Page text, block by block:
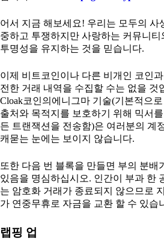
어서 지금 해보세요! 우리는 모두의 사
중하고 투쟁하지만 사랑하는 커뮤니티
투명성을 유지하는 것을 믿습니다.
이제 비트코인이나 다른 비개인 코인
전한 거래 내역을 수집할 수는 없을 것
Cloak코인의에니그마 기술(기본적으로
출처와 목적지를 보호하기 위해 믹서
든 트랜잭션을 전송함)은 여러분의 계
캐묻는 눈에는 보이지 않습니다.
또한 다음 번 블록을 만들면 부의 분배
있음을 명심하십시오. 인간이 부과 한
는 암호화 거래가 종료되지 않으므로
가 연중무휴로 자금을 교환 할 수 있습
랩핑 업